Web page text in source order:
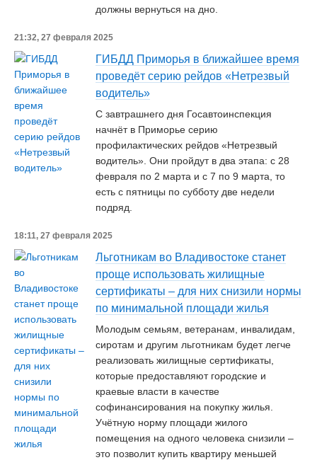
должны вернуться на дно.
21:32, 27 февраля 2025
ГИБДД Приморья в ближайшее время
проведёт серию рейдов «Нетрезвый
водитель»
С завтрашнего дня Госавтоинспекция
начнёт в Приморье серию
профилактических рейдов «Нетрезвый
водитель». Они пройдут в два этапа: с 28
февраля по 2 марта и с 7 по 9 марта, то
есть с пятницы по субботу две недели
подряд.
18:11, 27 февраля 2025
Льготникам во Владивостоке станет
проще использовать жилищные
сертификаты – для них снизили нормы
по минимальной площади жилья
Молодым семьям, ветеранам, инвалидам,
сиротам и другим льготникам будет легче
реализовать жилищные сертификаты,
которые предоставляют городские и
краевые власти в качестве
софинансирования на покупку жилья.
Учётную норму площади жилого
помещения на одного человека снизили –
это позволит купить квартиру меньшей